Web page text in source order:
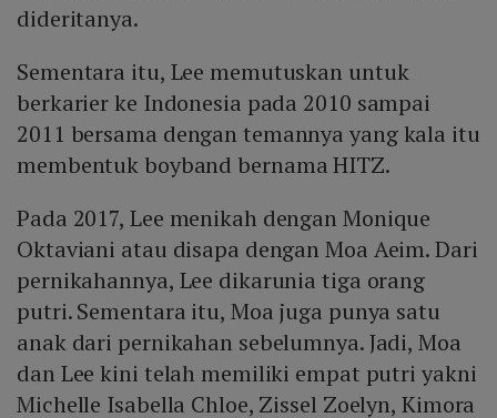
dideritanya.
Sementara itu, Lee memutuskan untuk
berkarier ke Indonesia pada 2010 sampai
2011 bersama dengan temannya yang kala itu
membentuk boyband bernama HITZ.
Pada 2017, Lee menikah dengan Monique
Oktaviani atau disapa dengan Moa Aeim. Dari
pernikahannya, Lee dikarunia tiga orang
putri. Sementara itu, Moa juga punya satu
anak dari pernikahan sebelumnya. Jadi, Moa
dan Lee kini telah memiliki empat putri yakni
Michelle Isabella Chloe, Zissel Zoelyn, Kimora